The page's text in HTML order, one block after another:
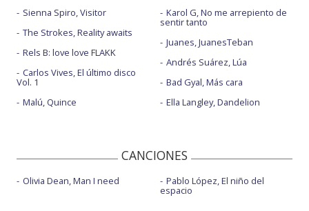
Sienna Spiro, Visitor
The Strokes, Reality awaits
Rels B: love love FLAKK
Carlos Vives, El último disco
Vol. 1
Malú, Quince
Karol G, No me arrepiento de
sentir tanto
Juanes, JuanesTeban
Andrés Suárez, Lúa
Bad Gyal, Más cara
Ella Langley, Dandelion
CANCIONES
Olivia Dean, Man I need Pablo López, El niño del
espacio